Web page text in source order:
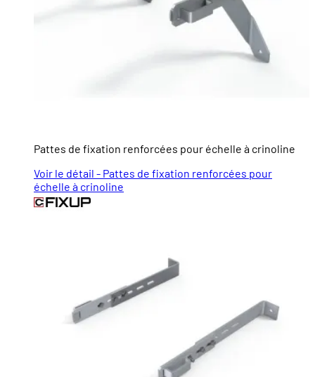
Pattes de fixation renforcées pour échelle à crinoline
Voir le détail - Pattes de fixation renforcées pour
échelle à crinoline